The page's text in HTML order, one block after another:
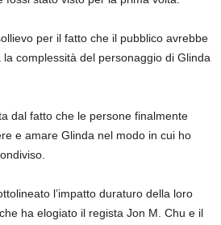
per il fatto che il pubblico avrebbe
complessità del personaggio di Glinda
dal fatto che le persone finalmente
e amare Glinda nel modo in cui ho
l’impatto duraturo della loro
ha elogiato il regista Jon M. Chu e il